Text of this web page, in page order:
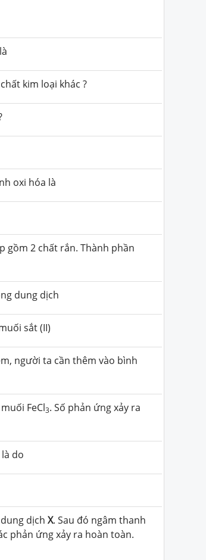
là
kim loại khác ?
oxi hóa là
2 chất rắn. Thành phần
dung dịch
sắt (II)
người ta cần thêm vào bình
FeCl3. Số phản ứng xảy ra
do
dịchX. Sau đó ngâm thanh
phản ứng xảy ra hoàn toàn.